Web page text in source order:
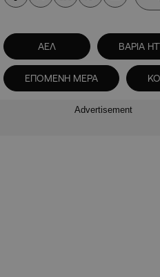
ΑΕΛ ΒΑΡΙΑ
ΕΠΟΜΕΝΗ ΜΕΡΑ
Advertisement